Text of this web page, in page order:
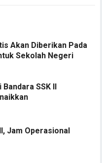
Akan Diberikan Pada
Sekolah Negeri
SSK II
Jam Operasional